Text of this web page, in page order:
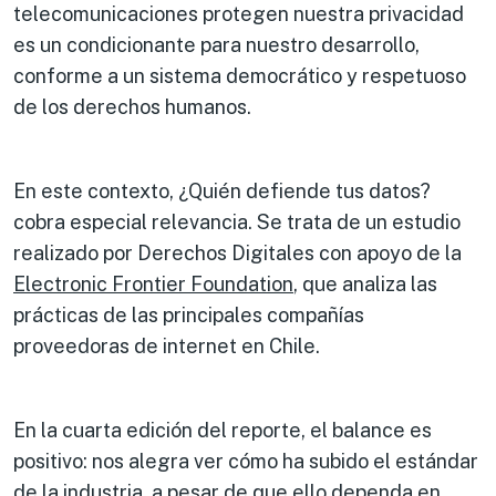
telecomunicaciones protegen nuestra privacidad
es un condicionante para nuestro desarrollo,
conforme a un sistema democrático y respetuoso
de los derechos humanos.
En este contexto, ¿Quién defiende tus datos?
cobra especial relevancia. Se trata de un estudio
realizado por Derechos Digitales con apoyo de la
Electronic Frontier Foundation, que analiza las
prácticas de las principales compañías
proveedoras de internet en Chile.
En la cuarta edición del reporte, el balance es
positivo: nos alegra ver cómo ha subido el estándar